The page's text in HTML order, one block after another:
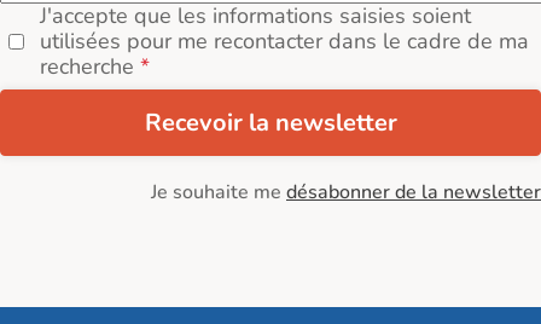
J'accepte que les informations saisies soient
utilisées pour me recontacter dans le cadre de ma
recherche
Recevoir la newsletter
Je souhaite me désabonner de la newsletter